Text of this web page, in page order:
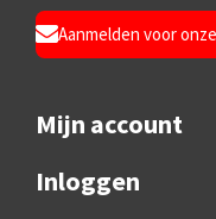
Aanmelden voor
Mijn account
Inloggen